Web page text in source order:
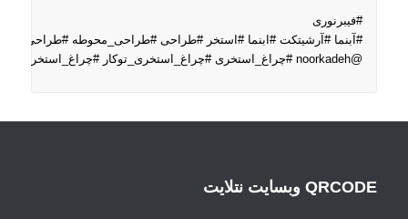
#فیبرنوری
#آبنما #آرشیتکت #ابنما #استخر #طراحی #طراحی_محوطه
@noorkadeh
#چراغ_استخری #چراغ_استخری_توکار #چراغ_استخر_rgb
QRCODE وبسایت نتلایت